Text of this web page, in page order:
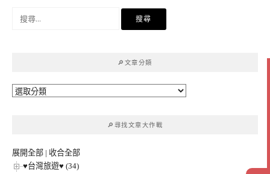
🔎文章分類
🔎
🔎尋找文章大作戰
展開全部 | 收合全部
♥台灣旅遊♥ (34)